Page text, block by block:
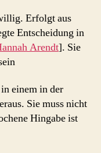
Erfolgt aus
Entscheidung in
Arendt]. Sie
einem in der
Sie muss nicht
Hingabe ist